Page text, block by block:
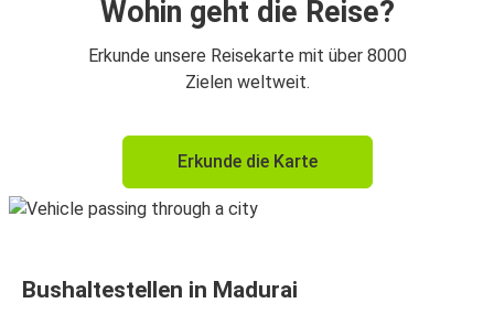
Wohin geht die Reise?
Erkunde unsere Reisekarte mit über 8000
Zielen weltweit.
Erkunde die Karte
Bushaltestellen in Madurai